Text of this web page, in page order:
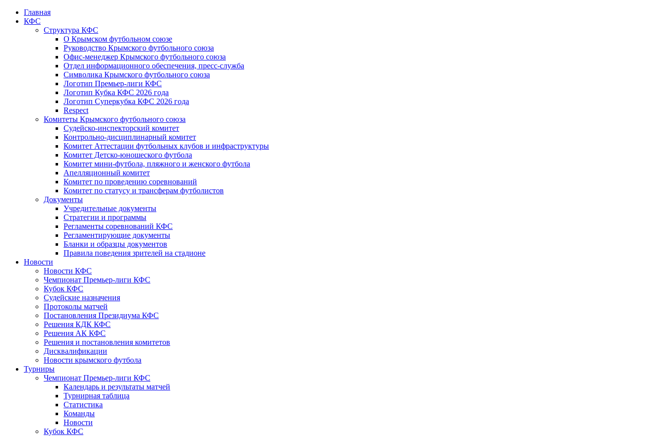
Главная
КФС
Структура КФС
О Крымском футбольном союзе
Руководство Крымского футбольного союза
Офис-менеджер Крымского футбольного союза
Отдел информационного обеспечения, пресс-служба
Символика Крымского футбольного союза
Логотип Премьер-лиги КФС
Логотип Кубка КФС 2026 года
Логотип Суперкубка КФС 2026 года
Respect
Комитеты Крымского футбольного союза
Судейско-инспекторский комитет
Контрольно-дисциплинарный комитет
Комитет Аттестации футбольных клубов и инфраструктуры
Комитет Детско-юношеского футбола
Комитет мини-футбола, пляжного и женского футбола
Апелляционный комитет
Комитет по проведению соревнований
Комитет по статусу и трансферам футболистов
Документы
Учредительные документы
Стратегии и программы
Регламенты соревнований КФС
Регламентирующие документы
Бланки и образцы документов
Правила поведения зрителей на стадионе
Новости
Новости КФС
Чемпионат Премьер-лиги КФС
Кубок КФС
Судейские назначения
Протоколы матчей
Постановления Президиума КФС
Решения КДК КФС
Решения АК КФС
Решения и постановления комитетов
Дисквалификации
Новости крымского футбола
Турниры
Чемпионат Премьер-лиги КФС
Календарь и результаты матчей
Турнирная таблица
Статистика
Команды
Новости
Кубок КФС